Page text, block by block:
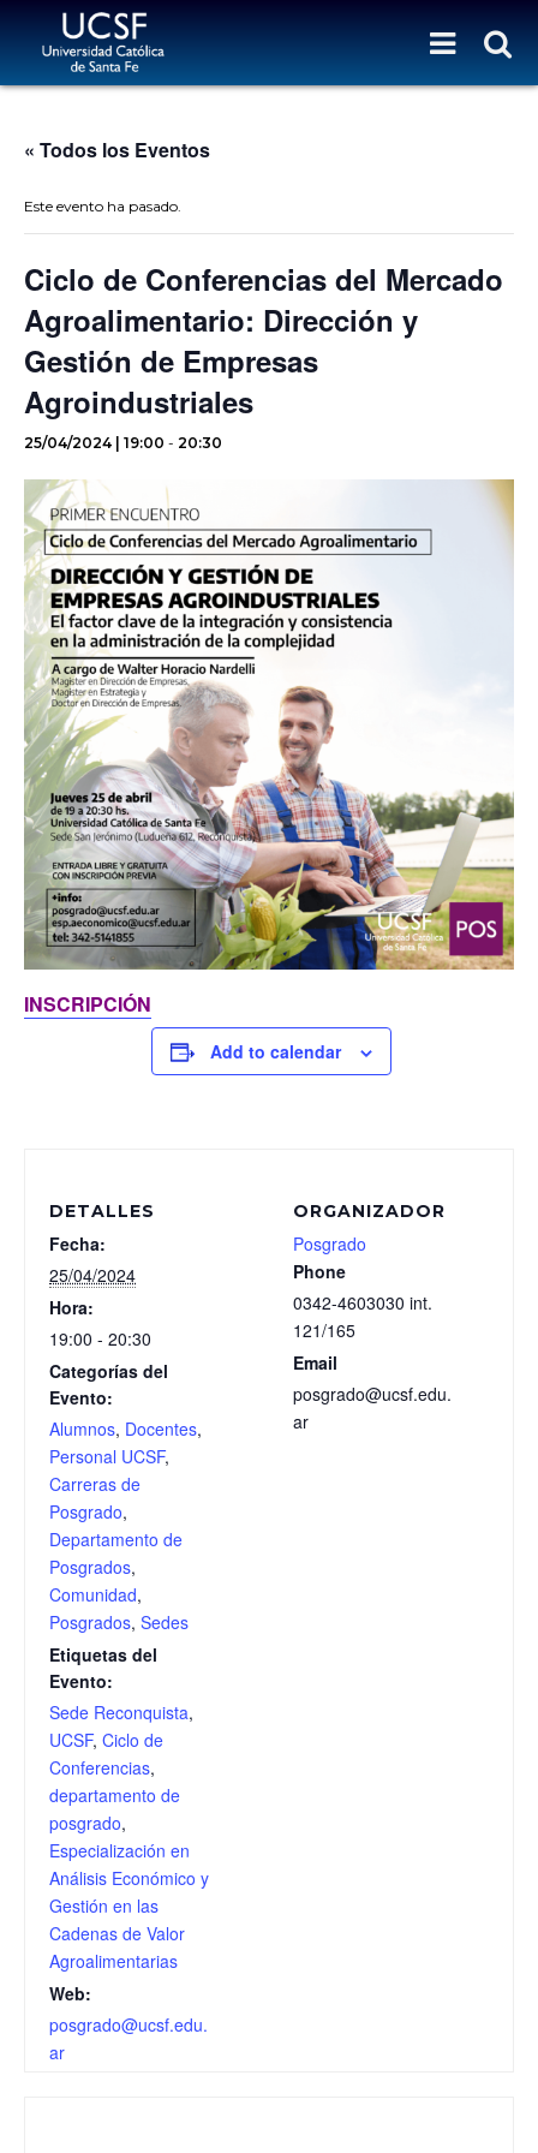
« Todos los Eventos
Este evento ha pasado.
Ciclo de Conferencias del Mercado
Agroalimentario: Dirección y
Gestión de Empresas
Agroindustriales
25/04/2024 | 19:00 - 20:30
INSCRIPCIÓN
Add to calendar
DETALLES
Fecha:
25/04/2024
Hora:
19:00 - 20:30
Categorías del
Evento:
Alumnos, Docentes,
Personal UCSF,
Carreras de
Posgrado,
Departamento de
Posgrados,
Comunidad,
Posgrados, Sedes
Etiquetas del
Evento:
Sede Reconquista,
UCSF, Ciclo de
Conferencias,
departamento de
posgrado,
Especialización en
Análisis Económico y
Gestión en las
Cadenas de Valor
Agroalimentarias
Web:
posgrado@ucsf.edu.
ar
ORGANIZADOR
Posgrado
Phone
0342-4603030 int.
121/165
Email
posgrado@ucsf.edu.
ar